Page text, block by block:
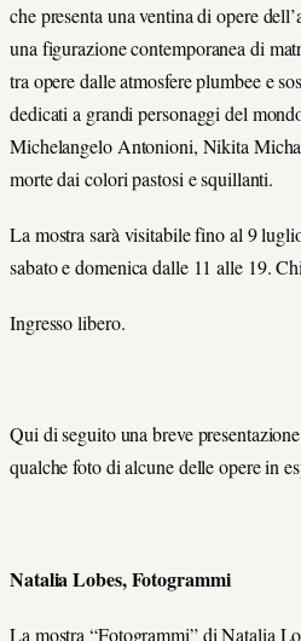
che presenta una ventina di opere
una figurazione contemporanea di
tra opere dalle atmosfere plumbee e
dedicati a grandi personaggi del
Michelangelo Antonioni, Nikita
morte dai colori pastosi e squillanti.
La mostra sarà visitabile fino al 9
sabato e domenica dalle 11 alle 19.
Ingresso libero.
Qui di seguito una breve
qualche foto di alcune delle opere in
Natalia Lobes, Fotogrammi
La mostra “Fotogrammi” di Natalia